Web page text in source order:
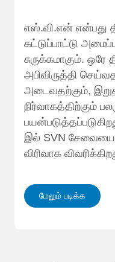
எஸ்.வி.என் என்பது
கட்டுப்பாட்டு
சுருக்கமாகும்.
அபிவிருத்தி
அடைவதற்கும்,
நிர்வாகத்திற்கும்
இல் SVN சேவையை
விரிவாக
மேலும் படிக்க